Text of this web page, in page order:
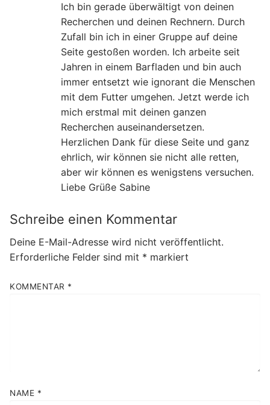
Ich bin gerade überwältigt von deinen
Recherchen und deinen Rechnern. Durch
Zufall bin ich in einer Gruppe auf deine
Seite gestoßen worden. Ich arbeite seit
Jahren in einem Barfladen und bin auch
immer entsetzt wie ignorant die Menschen
mit dem Futter umgehen. Jetzt werde ich
mich erstmal mit deinen ganzen
Recherchen auseinandersetzen.
Herzlichen Dank für diese Seite und ganz
ehrlich, wir können sie nicht alle retten,
aber wir können es wenigstens versuchen.
Liebe Grüße Sabine
Schreibe einen Kommentar
Deine E-Mail-Adresse wird nicht veröffentlicht.
Erforderliche Felder sind mit * markiert
KOMMENTAR *
NAME *